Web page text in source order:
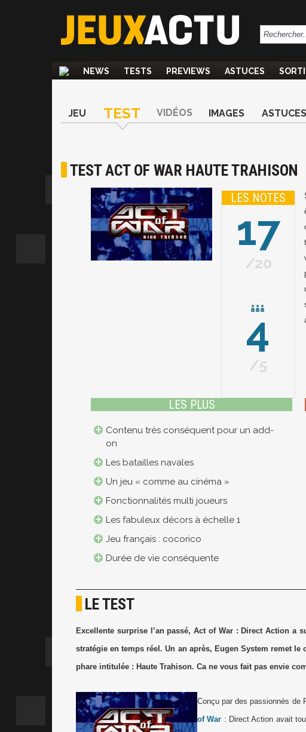
NEWS TESTS PREVIEWS ASTUCES
JEU TEST VIDÉOS IMAGES ASTUCES
TEST ACT OF WAR HAUTE TRAHISON
LES NOTES
17
20
4
5
LES PLUS
Contenu très conséquent pour un add-
on
Les batailles navales
Un jeu « comme au cinéma »
Fonctionnalités multi joueurs
Les fabuleux décors à échelle 1
Jeu français : cocorico
Durée de vie conséquente
LE TEST
Excellente surprise l’an passé, Act of War : Direct Action a
stratégie en temps réel. Un an après, Eugen System remet
phare intitulée : Haute Trahison. Ca ne vous fait pas envie
Conçu par des passionnés de
of War : Direct Action avait